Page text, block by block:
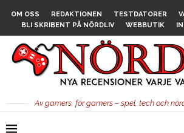
OM OSS REDAKTIONEN TESTDATORER
BLI SKRIBENT PÅ NÖRDLIV
WEBBUTIK
Av gamers, för gamers – spel, tech och